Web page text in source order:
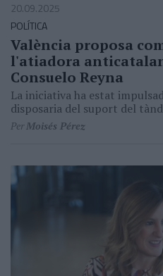
20.09.2025
POLÍTICA
València proposa
l'atiadora
Consuelo Reyna
La iniciativa ha estat
disposaria del suport del
PerMoisés Pérez